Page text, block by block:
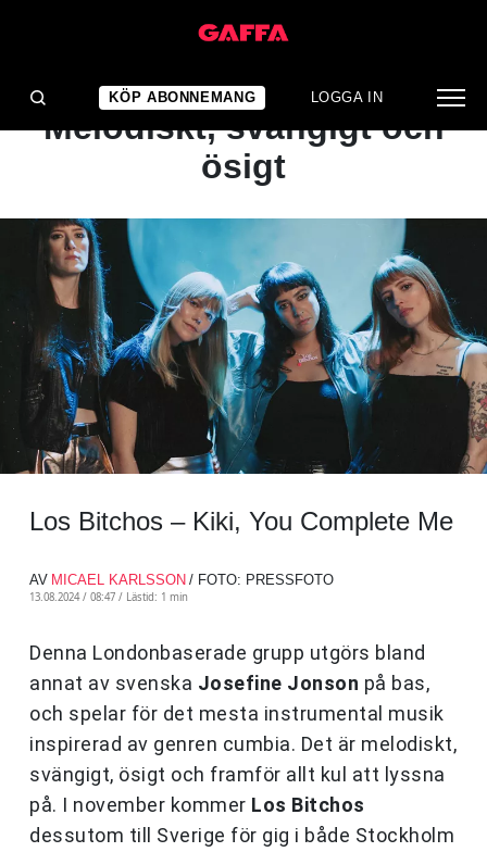
KÖP ABONNEMANG LOGGA IN
NYHET
BÄST JUST NU:
Melodiskt, svängigt och
ösigt
Los Bitchos – Kiki, You Complete Me
AV MICAEL KARLSSON / FOTO: PRESSFOTO
13.08.2024 / 08:47 / Lästid: 1 min
Denna Londonbaserade grupp utgörs bland
annat av svenska Josefine Jonson på bas,
och spelar för det mesta instrumental musik
inspirerad av genren cumbia. Det är melodiskt,
svängigt, ösigt och framför allt kul att lyssna
på. I november kommer Los Bitchos
dessutom till Sverige för gig i både Stockholm